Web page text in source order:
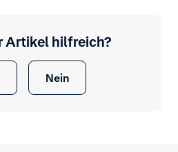
Artikel hilfreich?
Nein